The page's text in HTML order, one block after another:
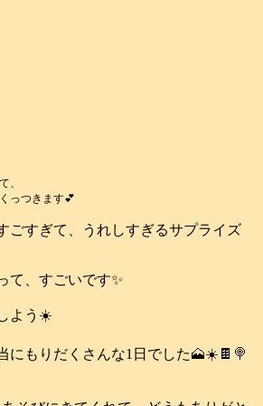
、
っつきます💕
ごすぎて、うれしすぎるサプライズ
て、すごいです✨
よう☀️
にもりだくさんな1日でした🗻☀️🍫🍭